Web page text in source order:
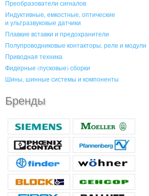
Преобразователи сигналов
Индуктивные, емкостные, оптические
и ультразвуковые датчики
Плавкие вставки и предохранители
Полупроводниковые контакторы, реле и модули
Приводная техника
Фидерные (пусковые) сборки
Шины, шинные системы и компоненты
Бренды